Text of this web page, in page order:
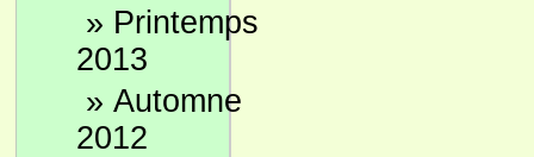
» Printemps
2013
» Automne
2012